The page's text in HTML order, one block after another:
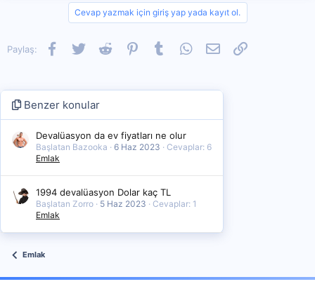
Cevap yazmak için giriş yap yada kayıt ol.
Paylaş: Facebook
TwitterReddit PinterestTumblrWhatsApp
E-postaLink
Benzer konular
Devalüasyon da ev fiyatları ne olur
Başlatan Bazooka 6 Haz 2023
Cevaplar: 6
Emlak
1994 devalüasyon Dolar kaç TL
Başlatan Zorro 5 Haz 2023
Cevaplar: 1
Emlak
Emlak